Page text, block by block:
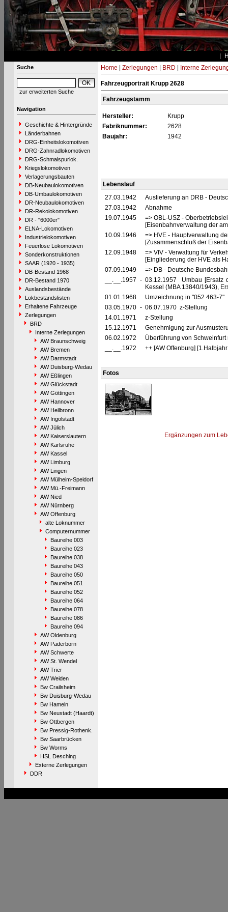
Suche
zur erweiterten Suche
Navigation
Geschichte & Hintergründe
Länderbahnen
DRG-Einheitslokomotiven
DRG-Zahnradlokomotiven
DRG-Schmalspurlok.
Kriegslokomotiven
Verlagerungsbauten
DB-Neubaulokomotiven
DB-Umbaulokomotiven
DR-Neubaulokomotiven
DR-Rekolokomotiven
DR - "6000er"
ELNA-Lokomotiven
Industrielokomotiven
Feuerlose Lokomotiven
Sonderkonstruktionen
SAAR (1920 - 1935)
DB-Bestand 1968
DR-Bestand 1970
Auslandsbestände
Lokbestandslisten
Erhaltene Fahrzeuge
Zerlegungen
BRD
Interne Zerlegungen
AW Braunschweig
AW Bremen
AW Darmstadt
AW Duisburg-Wedau
AW Eßlingen
AW Glückstadt
AW Göttingen
AW Hannover
AW Heilbronn
AW Ingolstadt
AW Jülich
AW Kaiserslautern
AW Karlsruhe
AW Kassel
AW Limburg
AW Lingen
AW Mülheim-Speldorf
AW Mü.-Freimann
AW Nied
AW Nürnberg
AW Offenburg
alte Loknummer
Computernummer
Baureihe 003
Baureihe 023
Baureihe 038
Baureihe 043
Baureihe 050
Baureihe 051
Baureihe 052
Baureihe 064
Baureihe 078
Baureihe 086
Baureihe 094
AW Oldenburg
AW Paderborn
AW Schwerte
AW St. Wendel
AW Trier
AW Weiden
Bw Crailsheim
Bw Duisburg-Wedau
Bw Hameln
Bw Neustadt (Haardt)
Bw Ottbergen
Bw Pressig-Rothenk.
Bw Saarbrücken
Bw Worms
HSL Desching
Externe Zerlegungen
DDR
Home Zerlegungen BRD Interne
Fahrzeugportrait Krupp 2628
Fahrzeugstamm
Hersteller:
Krupp
Fabriknummer:
2628
Baujahr:
1942
Lebenslauf
27.03.1942
Auslieferung an DRB -
27.03.1942
Abnahme
19.07.1945
=> OBL-USZ -
[Eisenbahnverwaltung der
10.09.1946
=> HVE - Hauptverwaltung
[Zusammenschluß der
12.09.1948
=> VfV - Verwaltung für
[Eingliederung der HVE als
07.09.1949
=> DB - Deutsche
__.__.1957 - 03.12.1957 Umbau [Ersatz
Kessel (MBA 13840/1943),
01.01.1968
Umzeichnung in "052 463-7"
03.05.1970 - 06.07.1970 z-Stellung
14.01.1971
z-Stellung
15.12.1971
Genehmigung zur
06.02.1972
Überführung von
__.__.1972
++ [AW Offenburg]
Fotos
Ergänzungen zum